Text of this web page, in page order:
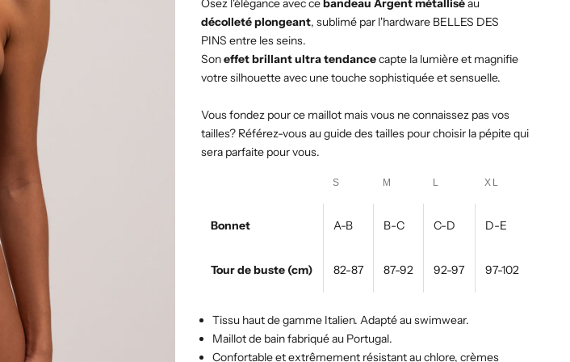
Osez l'élégance avec cebandeau Argent métalliséau
décolleté plongeant, sublimé par l'hardware BELLES DES
PINS entre les seins.
Soneffet brillant ultra tendancecapte la lumière et magnifie
votre silhouette avec une touche sophistiquée et sensuelle.
Vous fondez pour ce maillot mais vous ne connaissez pas vos
tailles? Référez-vous au guide des tailles pour choisir la pépite qui
sera parfaite pour vous.
S M L XL
Bonnet A-B B-C C-D D-E
Tour de buste (cm) 82-87 87-92 92-97 97-102
Tissu haut de gamme Italien. Adapté au swimwear.
Maillot de bain fabriqué au Portugal.
Confortable et extrêmement résistant au chlore, crèmes